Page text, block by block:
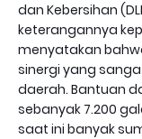
dan Kebersihan
keterangannya
menyatakan
sinergi yang
daerah. Bantuan
sebanyak 7.200
saat ini banyak